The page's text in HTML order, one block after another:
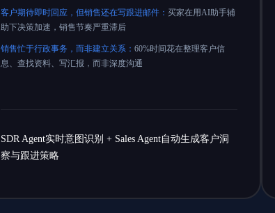
客户期待即时回应，但销售还在写跟进邮件： 买家在用AI助手辅
助下决策加速，销售节奏严重滞后
销售忙于行政事务，而非建立关系： 60%时间花在整理客户信
息、查找资料、写汇报，而非深度沟通
SDR Agent实时意图识别 + Sales Agent自动生成客户洞
察与跟进策略